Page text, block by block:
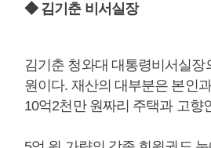
◆ 김기춘 비서실장
김기춘 청와대 대통령비서실
원이다. 재산의 대부분은 본인
10억2천만 원짜리 주택과 고향